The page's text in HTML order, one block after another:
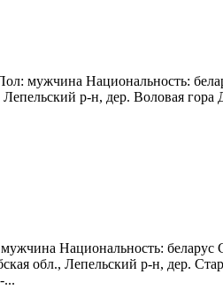
мужчина Национальность:
р-н, дер. Воловая
Национальность: беларус
обл., Лепельский р-н, дер.
...